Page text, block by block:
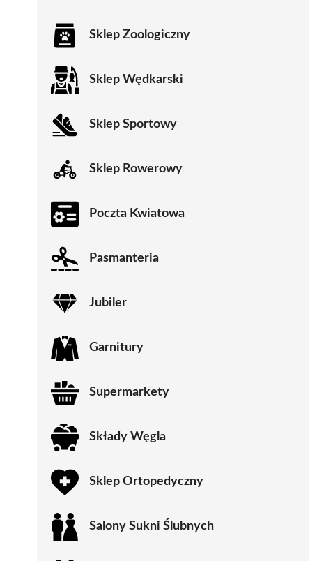
Sklep Zoologiczny
Sklep Wędkarski
Sklep Sportowy
Sklep Rowerowy
Poczta Kwiatowa
Pasmanteria
Jubiler
Garnitury
Supermarkety
Składy Węgla
Sklep Ortopedyczny
Salony Sukni Ślubnych